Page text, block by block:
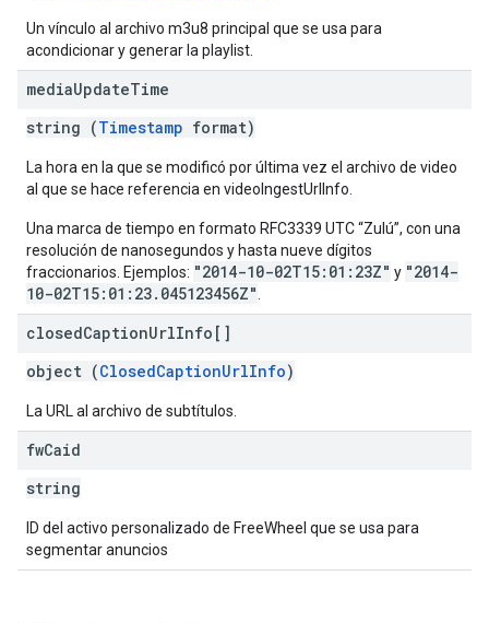
Un vínculo al archivo m3u8 principal que se usa para
acondicionar y generar la playlist.
mediaUpdateTime
string (Timestamp format)
La hora en la que se modificó por última vez el archivo de video
al que se hace referencia en videoIngestUrlInfo.
Una marca de tiempo en formato RFC3339 UTC “Zulú”, con una
resolución de nanosegundos y hasta nueve dígitos
fraccionarios. Ejemplos: "2014-10-02T15:01:23Z" y "2014-
10-02T15:01:23.045123456Z"
closedCaptionUrlInfo[]
object (ClosedCaptionUrlInfo)
La URL al archivo de subtítulos.
fwCaid
string
ID del activo personalizado de FreeWheel que se usa para
segmentar anuncios